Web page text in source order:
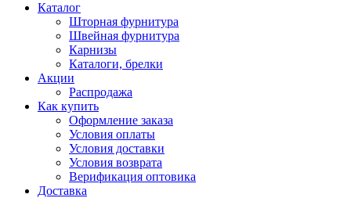
Каталог
Шторная фурнитура
Швейная фурнитура
Карнизы
Каталоги, брелки
Акции
Распродажа
Как купить
Оформление заказа
Условия оплаты
Условия доставки
Условия возврата
Верификация оптовика
Доставка